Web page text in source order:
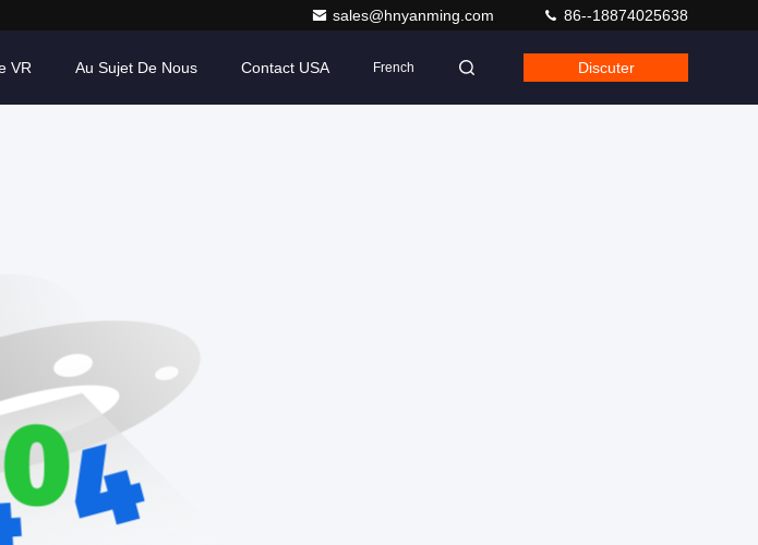
sales@hnyanming.com 86--18874025638
VR Au Sujet De Nous Contact USA French Discuter